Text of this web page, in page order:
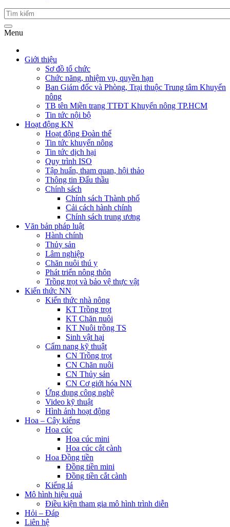
Menu
Giới thiệu
Sơ đồ tổ chức
Chức năng, nhiệm vụ, quyền hạn
Ban Giám đốc và Phòng, Trại thuộc Trung tâm Khuyến
nông
TB tên Miền trang TTĐT Khuyến nông TP.HCM
Tin tức nội bộ
Hoạt động KN
Hoạt động Đoàn thể
Tin tức khuyến nông
Tin tức dịch hại
Quy trình ISO
Tập huấn, tham quan, hội thảo
Thông tin Đấu thầu
Chính sách
Chính sách Thành phố
Cải cách hành chính
Chính sách trung ương
Văn bản pháp luật
Hành chính
Thủy sản
Lâm nghiệp
Chăn nuôi thú y
Phát triển nông thôn
Trồng trọt và bảo vệ thực vật
Kiến thức NN
Kiến thức nhà nông
KT Trồng trọt
KT Chăn nuôi
KT Nuôi trồng TS
Sinh vật hại
Cẩm nang kỹ thuật
CN Trồng trọt
CN Chăn nuôi
CN Thủy sản
CN Cơ giới hóa NN
Ứng dụng công nghệ
Video kỹ thuật
Hình ảnh hoạt động
Hoa – Cây kiểng
Hoa cúc
Hoa cúc mini
Hoa cúc cắt cành
Hoa Đồng tiền
Đồng tiền mini
Đồng tiền cắt cành
Kiểng lá
Mô hình hiệu quả
Điều kiện tham gia mô hình trình diễn
Hỏi – Đáp
Liên hệ